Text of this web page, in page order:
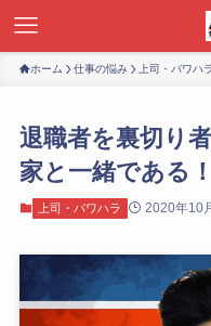
ホーム 仕事の悩み 上司・パワハラ
退職者を裏切り
家と一緒である！
上司・パワハラ 2020年10